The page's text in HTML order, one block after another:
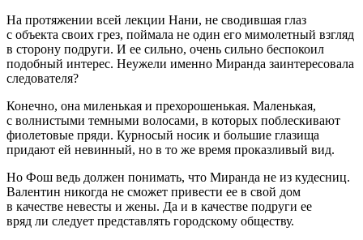
На протяжении всей лекции Нани, не сводившая глаз
с объекта своих грез, поймала не один его мимолетный взгляд
в сторону подруги. И ее сильно, очень сильно беспокоил
подобный интерес. Неужели именно Миранда заинтересовала
следователя?
Конечно, она миленькая и прехорошенькая. Маленькая,
с волнистыми темными волосами, в которых поблескивают
фиолетовые пряди. Курносый носик и большие глазища
придают ей невинный, но в то же время проказливый вид.
Но Фош ведь должен понимать, что Миранда не из кудесниц.
Валентин никогда не сможет привести ее в свой дом
в качестве невесты и жены. Да и в качестве подруги ее
вряд ли следует представлять городскому обществу.